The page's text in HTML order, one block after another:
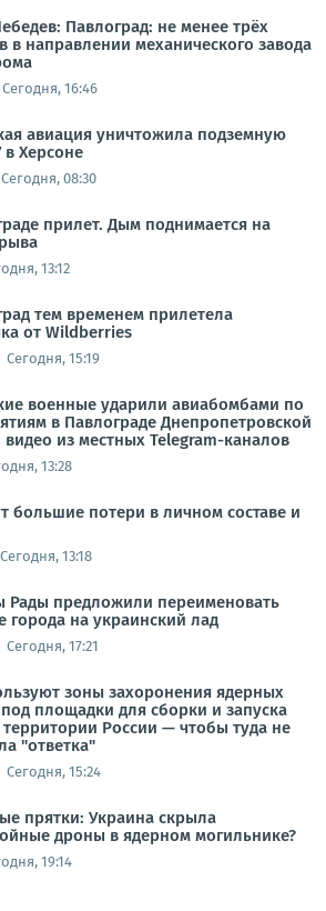
Павлоград: не менее трёх
в направлении механического завода
Сегодня, 16:46
авиация уничтожила подземную
в Херсоне
Сегодня, 08:30
прилет. Дым поднимается на
13:12
тем временем прилетела
от Wildberries
Сегодня, 15:19
военные ударили авиабомбами по
в Павлограде Днепропетровской
видео из местных Telegram-каналов
13:28
большие потери в личном составе и
Сегодня, 13:18
Рады предложили переименовать
города на украинский лад
Сегодня, 17:21
зоны захоронения ядерных
площадки для сборки и запуска
России — чтобы туда не
"ответка"
Сегодня, 15:24
прятки: Украина скрыла
дроны в ядерном могильнике?
19:14